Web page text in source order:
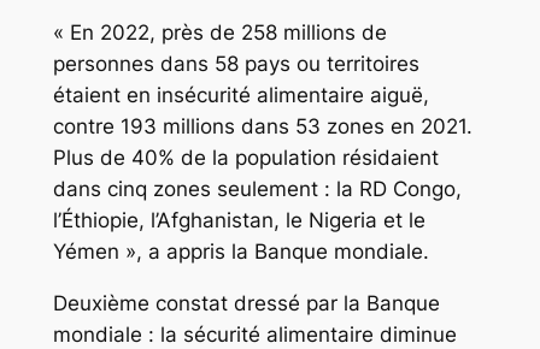
« En 2022, près de 258 millions de
personnes dans 58 pays ou territoires
étaient en insécurité alimentaire aiguë,
contre 193 millions dans 53 zones en 2021.
Plus de 40% de la population résidaient
dans cinq zones seulement : la RD Congo,
l’Éthiopie, l’Afghanistan, le Nigeria et le
Yémen », a appris la Banque mondiale.
Deuxième constat dressé par la Banque
mondiale : la sécurité alimentaire diminue